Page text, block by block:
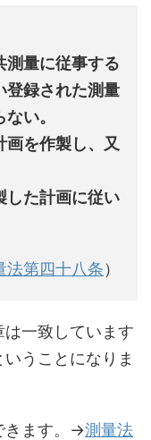
測量に従事する
登録された測量
い。
を作製し、又
た計画に従い
法第四十八条）
一致しています
いうことになりま
きます。→測量法